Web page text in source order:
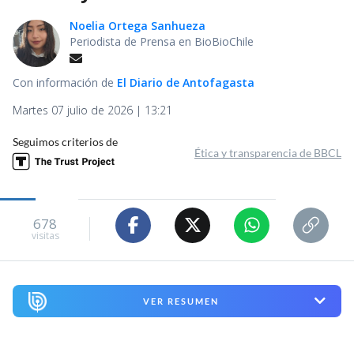
Noelia Ortega Sanhueza
Periodista de Prensa en BioBioChile
Con información de El Diario de Antofagasta
Martes 07 julio de 2026 | 13:21
Seguimos criterios de
Ética y transparencia de BBCL
678
visitas
VER RESUMEN